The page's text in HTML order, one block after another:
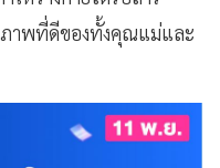
าพที่ดีของทั้งคุณแม่และ